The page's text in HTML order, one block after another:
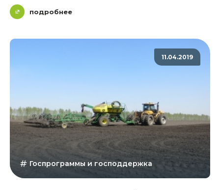
подробнее
11.04.2019
Госпрограммы и господдержка